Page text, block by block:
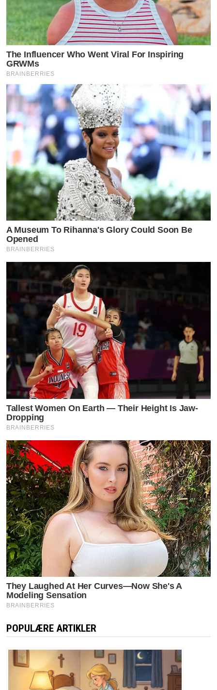
POPULÆRE ARTIKLER